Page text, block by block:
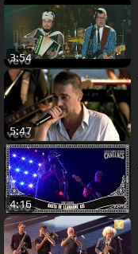
3:54
5:47
4:16